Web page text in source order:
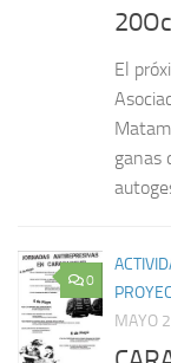
El
ganas
0
MAYO